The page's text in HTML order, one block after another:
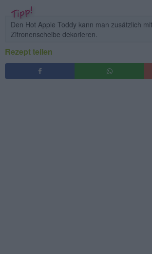
Den Hot Apple Toddy kann man zusätzlich
Zitronenscheibe dekorieren.
Rezept teilen